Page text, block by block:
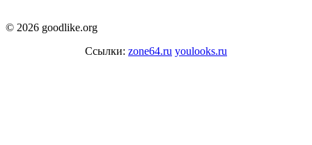
© 2026 goodlike.org
Ссылки: zone64.ru youlooks.ru